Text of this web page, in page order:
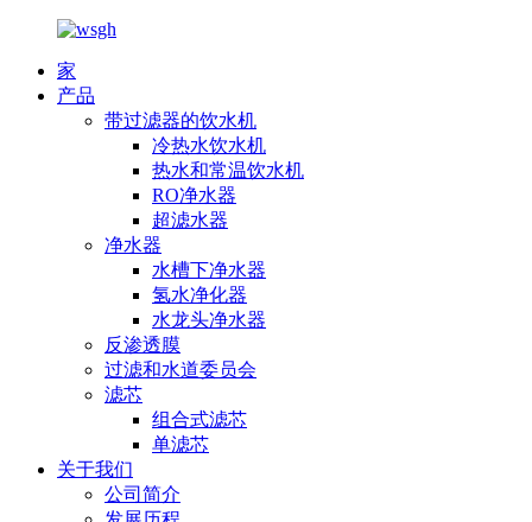
家
产品
带过滤器的饮水机
冷热水饮水机
热水和常温饮水机
RO净水器
超滤水器
净水器
水槽下净水器
氢水净化器
水龙头净水器
反渗透膜
过滤和水道委员会
滤芯
组合式滤芯
单滤芯
关于我们
公司简介